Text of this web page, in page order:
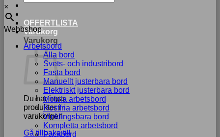
OFFERTLISTA
Varukorg
Varukorg
Du har inga
produkter i
varukorgen.
Gå tillbaka till
×
Webbshop
Arbetsbord
Alla bord
Svets- och industribord
Fasta bord
Manuellt justerbara bord
Elektriskt justerbara bord
Mobila arbetsbord
Rostfria arbetsbord
Vinklingsbara bord
Kompletta arbetsbord
Packbord
Nödvändiga
Dessa kakor
går inte att
välja bort. De
behövs för att
hemsidan
över huvud
taget ska
fungera.
Statistik
För att vi ska